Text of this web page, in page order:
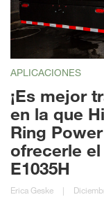
APLICACIONES
¡Es mejor
en la que
Ring
ofrecerle
E1035H
Erica Geske |